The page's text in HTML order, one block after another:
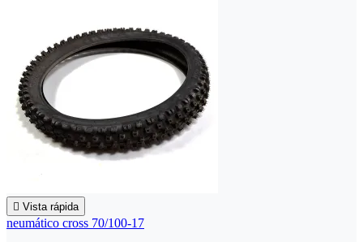
 Vista rápida
neumático cross 70/100-17